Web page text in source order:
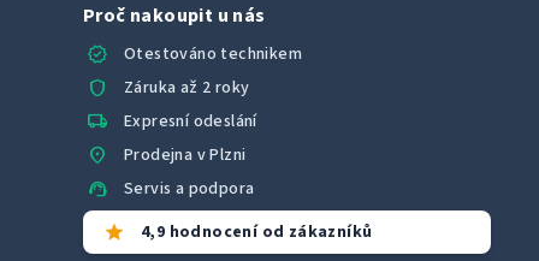
Proč nakoupit u nás
verified
Otestováno technikem
shield Záruka až 2 roky
local_shipping Expresní odeslání
location_on Prodejna v Plzni
support_agent Servis a podpora
star 4,9 hodnocení od zákazníků